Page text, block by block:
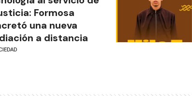
Formosa
una nueva
a distancia